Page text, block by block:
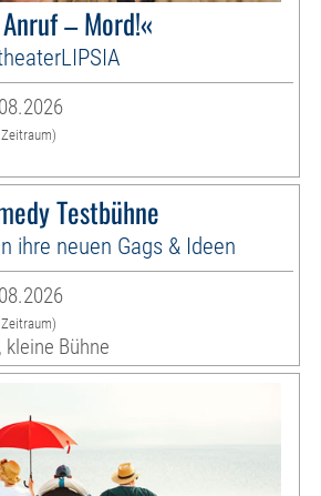
– Mord!«
Testbühne
ihre neuen Gags & Ideen
kleine Bühne